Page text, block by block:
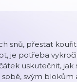
snů, přestat
je potřeba
uskutečnit, jak
svým